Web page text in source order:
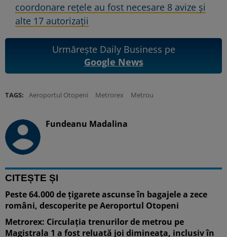
coordonare rețele au fost necesare 8 avize și
alte 17 autorizații
Urmărește Daily Business pe
Google News
TAGS: Aeroportul Otopeni Metrorex Metrou
Fundeanu Madalina
CITEȘTE ȘI
Peste 64.000 de țigarete ascunse în bagajele a zece
români, descoperite pe Aeroportul Otopeni
Metrorex: Circulația trenurilor de metrou pe
Magistrala 1 a fost reluată joi dimineața, inclusiv în